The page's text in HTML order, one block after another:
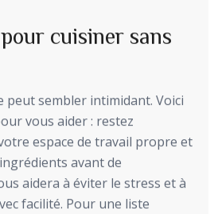
cuisiner sans
peut sembler intimidant. Voici
vous aider : restez
espace de travail propre et
avant de
aidera à éviter le stress et à
facilité. Pour une liste